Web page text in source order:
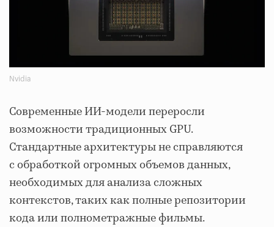
Nvidia
Современные ИИ-модели переросли
возможности традиционных GPU.
Стандартные архитектуры не справляются
с обработкой огромных объемов данных,
необходимых для анализа сложных
контекстов, таких как полные репозитории
кода или полнометражные фильмы.